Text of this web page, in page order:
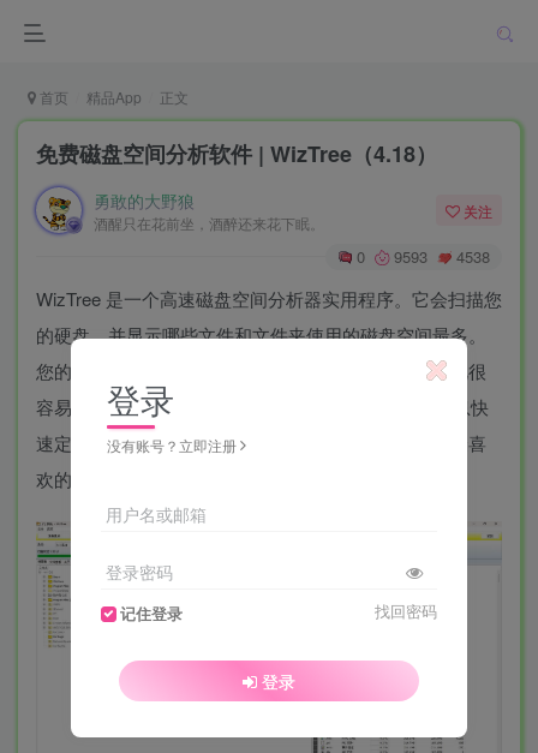
首页 精品App 正文
免费磁盘空间分析软件 | WizTree（4.18）
勇敢的大野狼
酒醒只在花前坐，酒醉还来花下眠。
关注
0 9593 4538
WizTree 是一个高速磁盘空间分析器实用程序。它会扫描您
的硬盘，并显示哪些文件和文件夹使用的磁盘空间最多。
您的整个硬盘驱动器的文件系统以可视方式显示，因此很
容易找到大型文件和文件夹。使用 WizTree 提供的信息快
速定位和删除硬盘驱动器的空间，小编试过好几款，最喜
欢的就是这个，非常快显示出哪些文件夹占用大小。
登录
没有账号？立即注册
用户名或邮箱
登录密码
记住登录 找回密码
登录